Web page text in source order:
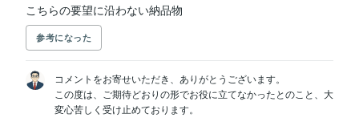
こちらの要望に沿わない納品物
参考になった
コメントをお寄せいただき、ありがとうございます。
この度は、ご期待どおりの形でお役に立てなかったとのこと、大
変心苦しく受け止めております。